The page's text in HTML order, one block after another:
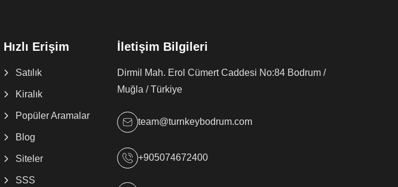
Hızlı Erişim
Satılık
Kiralık
Popüler Aramalar
Blog
Siteler
SSS
İletişim Bilgileri
Dirmil Mah. Erol Cümert Caddesi No:84 Bodrum /
Muğla / Türkiye
team@turnkeybodrum.com
+905074672400